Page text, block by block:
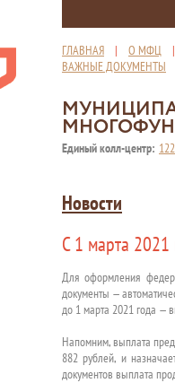
ГЛАВНАЯ | О МФЦ
ВАЖНЫЕ ДОКУМЕНТЫ
Единый колл-центр: 122
Новости
С 1 марта
Для оформления
документы —
до 1 марта 2021 года —
Напомним, выплата
882 рублей, и
документов выплата